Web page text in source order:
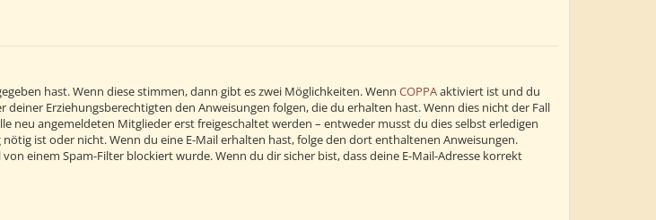
hast. Wenn diese stimmen, dann gibt es zwei Möglichkeiten. Wenn COPPAaktiviert ist und du
Erziehungsberechtigten den Anweisungen folgen, die du erhalten hast. Wenn dies nicht der Fall
neu angemeldeten Mitglieder erst freigeschaltet werden – entweder musst du dies selbst erledigen
ist oder nicht. Wenn du eine E-Mail erhalten hast, folge den dort enthaltenen Anweisungen.
einem Spam-Filter blockiert wurde. Wenn du dir sicher bist, dass deine E-Mail-Adresse korrekt